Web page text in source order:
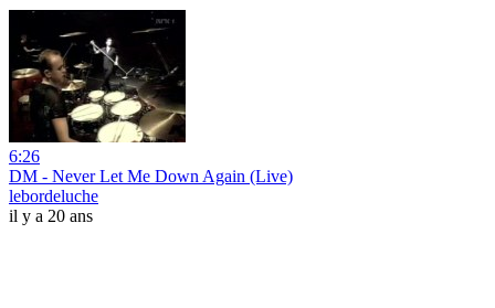
6:26
DM - Never Let Me Down Again (Live)
lebordeluche
il y a 20 ans